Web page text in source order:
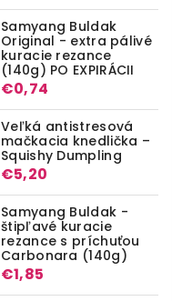
Samyang Buldak
Original - extra pálivé
kuracie rezance
(140g) PO EXPIRÁCII
€0,74
Veľká antistresová
mačkacia knedlička –
Squishy Dumpling
€5,20
Samyang Buldak -
štipľavé kuracie
rezance s príchuťou
Carbonara (140g)
€1,85